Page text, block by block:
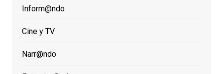
Inform@ndo
Cine y TV
Narr@ndo